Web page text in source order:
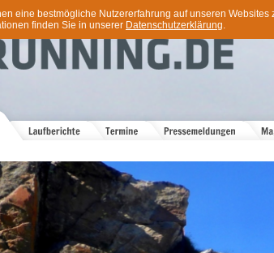
eine bestmögliche Nutzererfahrung auf unseren
finden Sie in unserer Datenschutzerklärung.